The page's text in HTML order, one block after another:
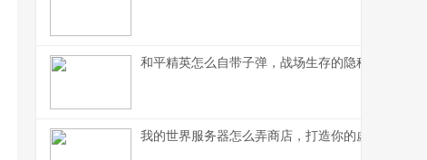
和平精英怎么自带子弹，战场生存的隐秘法则
我的世界服务器怎么弄商店，打造你的虚拟商业帝